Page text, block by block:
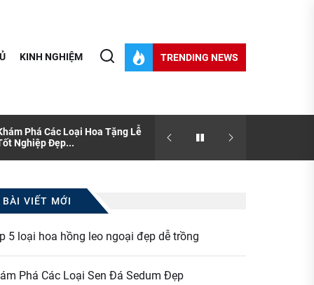
KINH NGHIỆM TRENDING NEWS
Phá Các Loại Hoa Tặng Lễ
Nghiệp Đẹp...
[Thông tin] Sen đá và
bạn chưa biết?
BÀI VIẾT MỚI
5 loại hoa hồng leo ngoại đẹp dễ trồng
Phá Các Loại Sen Đá Sedum Đẹp